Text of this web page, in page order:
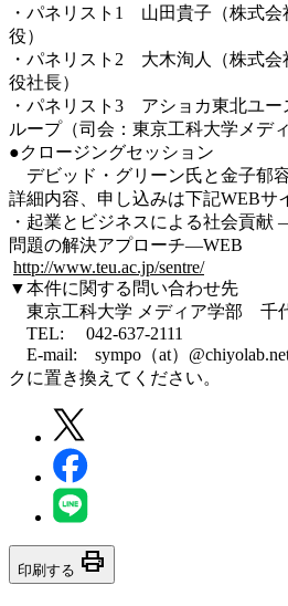
・パネリスト1 山田貴子（株式
役）
・パネリスト2 大木洵人（株式
役社長）
・パネリスト3 アショカ東北ユ
ループ（司会：東京工科大学メデ
●クロージングセッション
デビッド・グリーン氏と金子郁
詳細内容、申し込みは下記WEBサ
・起業とビジネスによる社会貢献
問題の解決アプローチ―WEB
http://www.teu.ac.jp/sentre/
▼本件に関する問い合わせ先
東京工科大学 メディア学部 千
TEL: 042-637-2111
E-mail: sympo（at）
クに置き換えてください。
印刷する print